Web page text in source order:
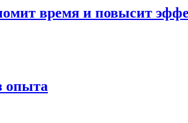
время и повысит
опыта